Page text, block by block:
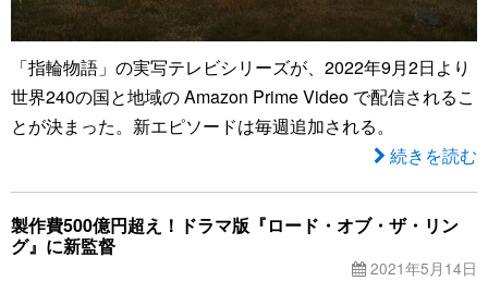
「指輪物語」の実写テレビシリーズが、2022年9月2日より
世界240の国と地域の Amazon Prime Video で配信されるこ
とが決まった。新エピソードは毎週追加される。
続きを読む
製作費500億円超え！ドラマ版『ロード・オブ・ザ・リン
グ』に新監督
2021年5月14日